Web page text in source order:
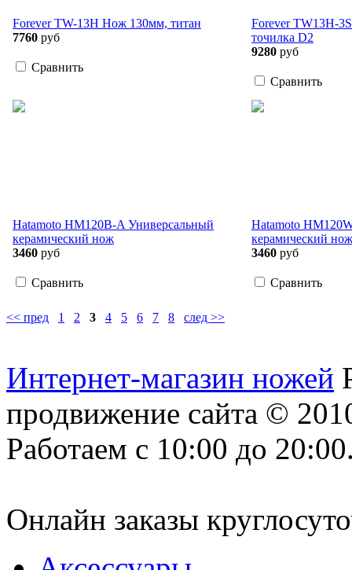
Forever TW-13H Нож 130мм, титан
7760 руб
Сравнить
Forever TW13H-
точилка D2
9280 руб
Сравнить
Hatamoto HM120B-A Универсальный
керамический нож
3460 руб
Сравнить
Hatamoto
керамический нож
3460 руб
Сравнить
<< пред 1 2 3 4 5 6 7 8 след >>
Интернет-магазин ножей
продвижение сайта ©
Работаем с 10:00 до
Онлайн заказы